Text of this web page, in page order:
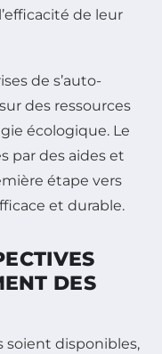
de leur
de s’auto-
des ressources
écologique. Le
par des aides et
étape vers
et durable.
DES
soient disponibles,